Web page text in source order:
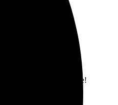
В целом, все на высоте!